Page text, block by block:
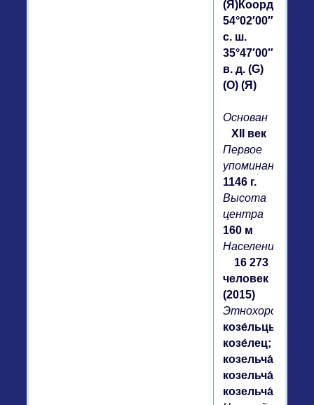
(Я)Координаты:
54°02′00″
с. ш.
35°47′00″
в. д. (G)
(O) (Я)
Основан
XII век
Первое
упоминание
1146 г.
Высота
центра
160 м
Население
16 273
человек
(2015)
Этнохороним
козе́льцы,
козе́лец;
козельча́не,
козельча́нин,
козельча́нка